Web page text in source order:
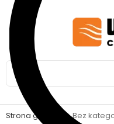
Strona główna > Bez